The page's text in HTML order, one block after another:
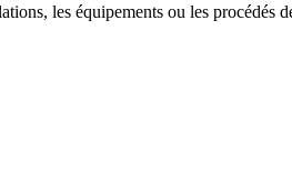
les équipements ou les procédés